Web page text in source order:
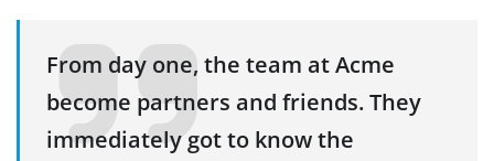
From day one, the team at Acme
become partners and friends. They
immediately got to know the